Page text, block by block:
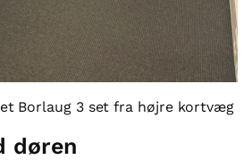
Borlaug 3 set fra højre kortvæg
døren